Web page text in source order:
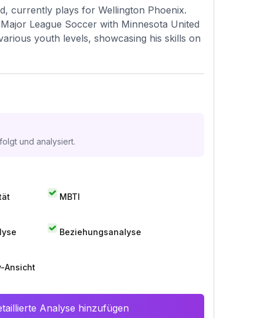
currently plays for Wellington Phoenix.
League Soccer with Minnesota United
youth levels, showcasing his skills on
und analysiert.
MBTI
Beziehungsanalyse
Ansicht
Analyse hinzufügen